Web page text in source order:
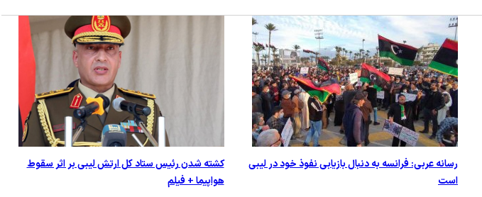
رسانه عربی: فرانسه به دنبال بازیابی نفوذ خود در لیبی
است
کشته شدن رئیس ستاد کل ارتش لیبی بر اثر سقوط
هواپیما + فیلم